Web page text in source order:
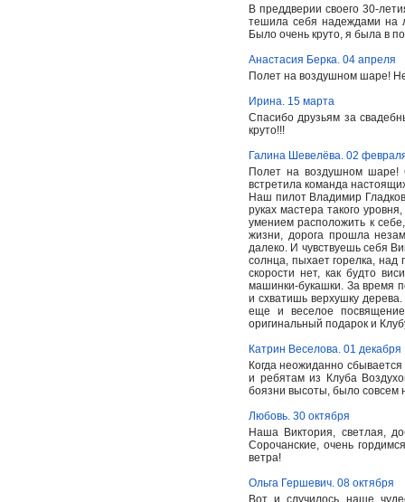
В преддверии своего 30-
тешила себя надеждами на
Было очень круто, я была в
Анастасия Берка. 04 апреля
Полет на воздушном шаре!
Ирина. 15 марта
Спасибо друзьям за
круто!!!
Галина Шевелёва. 02
Полет на воздушном шаре!
встретила команда
Наш пилот Владимир
руках мастера такого
умением расположить к
жизни, дорога прошла
далеко. И чувствуешь себя
солнца, пыхает горелка,
скорости нет, как будто
машинки-букашки. За время
и схватишь верхушку
еще и веселое
оригинальный подарок и
Катрин Веселова. 01 декабря
Когда неожиданно
и ребятам из Клуба
боязни высоты, было совсем
Любовь. 30 октября
Наша Виктория, светлая,
Сорочанские, очень
ветра!
Ольга Гершевич. 08 октября
Вот и случилось наше